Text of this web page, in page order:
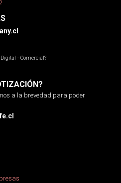
- Comercial?
a la brevedad para poder